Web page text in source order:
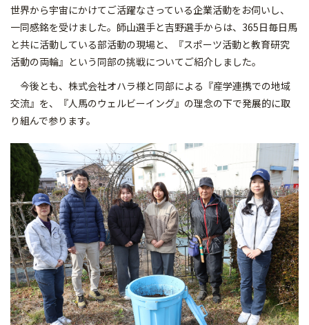
世界から宇宙にかけてご活躍なさっている企業活動をお伺いし、
一同感銘を受けました。師山選手と吉野選手からは、365日毎日馬
と共に活動している部活動の現場と、『スポーツ活動と教育研究
活動の両輪』という同部の挑戦についてご紹介しました。
今後とも、株式会社オハラ様と同部による『産学連携での地域
交流』を、『人馬のウェルビーイング』の理念の下で発展的に取
り組んで参ります。